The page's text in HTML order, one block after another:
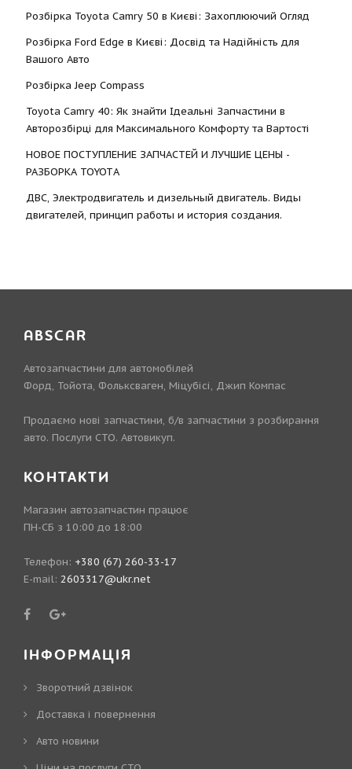
Розбірка Toyota Camry 50 в Києві: Захоплюючий Огляд
Розбірка Ford Edge в Києві: Досвід та Надійність для
Вашого Авто
Розбірка Jeep Compass
Toyota Camry 40: Як знайти Ідеальні Запчастини в
Авторозбірці для Максимального Комфорту та Вартості
НОВОЕ ПОСТУПЛЕНИЕ ЗАПЧАСТЕЙ И ЛУЧШИЕ ЦЕНЫ -
РАЗБОРКА TOYOTА
ДВС, Электродвигатель и дизельный двигатель. Виды
двигателей, принцип работы и история создания.
ABSCAR
Автозапчастини для автомобілей
Форд, Тойота, Фольксваген, Міцубісі, Джип Компас
Продаємо нові запчастини, б/в запчастини з розбирання
авто. Послуги СТО. Автовикуп.
КОНТАКТИ
Магазин автозапчастин працює
ПН-СБ з 10:00 до 18:00
Телефон: +380 (67) 260-33-17
E-mail: 2603317@ukr.net
ІНФОРМАЦІЯ
Зворотний дзвінок
Доставка і повернення
Авто новини